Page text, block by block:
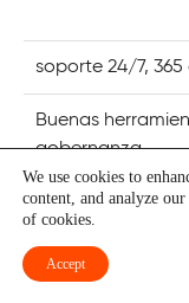
soporte 24/7, 365
Buenas
gobernanza
Precios
Aprio ofrece
We use cookies to
content, and analyze
of cookies.
Accept